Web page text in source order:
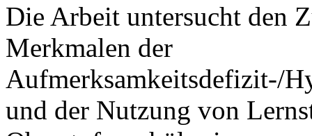
Die Arbeit untersucht den
Merkmalen der
Aufmerksamkeitsdefizit-/
und der Nutzung von